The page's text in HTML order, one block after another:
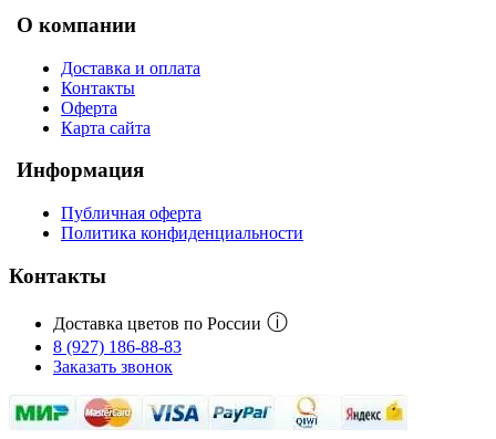
О компании
Доставка и оплата
Контакты
Оферта
Карта сайта
Информация
Публичная оферта
Политика конфиденциальности
Контакты
Доставка цветов по России ⓘ
8 (927) 186-88-83
Заказать звонок